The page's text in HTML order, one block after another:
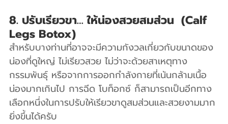
8. ปรับเรียวขา… ให้น่องสวยสมส่วน  (Calf
Legs Botox)
สำหรับบางท่านที่อาจจะมีความกังวลเกี่ยวกับขนาดของ
น่องที่ดูใหญ่ ไม่เรียวสวย ไม่ว่าจะด้วยสาเหตุทาง
กรรมพันธุ์ หรือจากการออกกำลังกายที่เน้นกล้ามเนื้อ
น่องมากเกินไป การฉีด โบท็อกซ์ ก็สามารถเป็นอีกทาง
เลือกหนึ่งในการปรับให้เรียวขาดูสมส่วนและสวยงามมาก
ยิ่งขึ้นได้ครับ